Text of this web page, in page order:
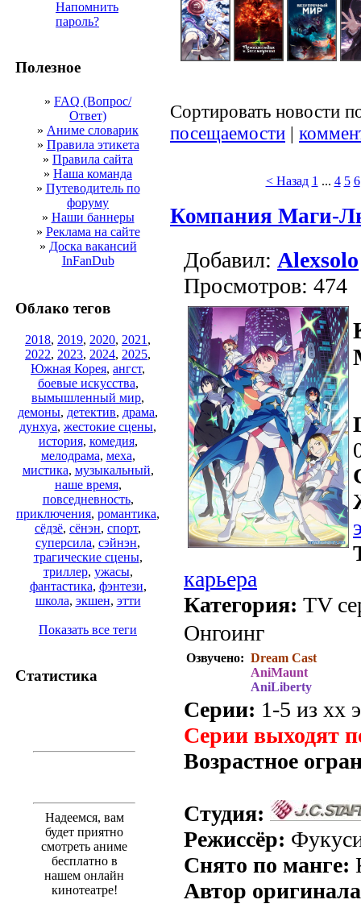
Напомнить
пароль?
Полезное
» FAQ (Вопрос/
Ответ)
» Аниме словарик
» Правила этикета
» Правила сайта
» Наша команда
» Путеводитель по
форуму
» Наши баннеры
» Реклама на сайте
» Доска вакансий
InFanDub
Облако тегов
2018, 2019, 2020, 2021 ,
2022, 2023, 2024, 2025,
Южная Корея, ангст,
боевые искусства,
вымышленный мир,
демоны, детектив, драма,
дунхуа, жестокие сцены,
история, комедия,
мелодрама, меха,
мистика, музыкальный,
наше время,
повседневность,
приключения, романтика,
сёдзё, сёнэн, спорт,
суперсила, сэйнэн,
трагические сцены,
триллер, ужасы,
фантастика, фэнтези,
школа, экшен, этти
Показать все теги
Статистика
Надеемся, вам
будет приятно
смотреть аниме
бесплатно в
нашем онлайн
кинотеатре!
Сортировать новости
посещаемости |
< Назад 1 ... 4 5 6
Компания Маги-
Добавил: Alexsolo
Просмотров: 474
карьера
Категория: TV
Онгоинг
Озвучено: Dream Cast
AniMaunt
AniLiberty
Серии: 1-5 из хх
Серии выходят
Возрастное
Студия:
Режиссёр:
Снято по манге:
Автор